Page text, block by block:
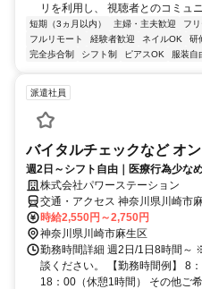
リを利用し、 視聴者とのコミュ
短期（3ヵ月以内） 主婦・主夫歓迎 フ
フルリモート
経験者歓迎 ネイルOK 研
完全歩合制
シフト制 ピアスOK 服装自
派遣社員
バイタルチェックなど オ
週2日～シフト自由｜医療行為少な
株式会社パワーステーション
交通・アクセス 神奈川県川崎市
時給2,550円～2,750円
神奈川県川崎市麻生区
勤務時間詳細 週2日/1日8時間～
談ください。 【勤務時間例】 8
18：00（休憩1時間） その他ご